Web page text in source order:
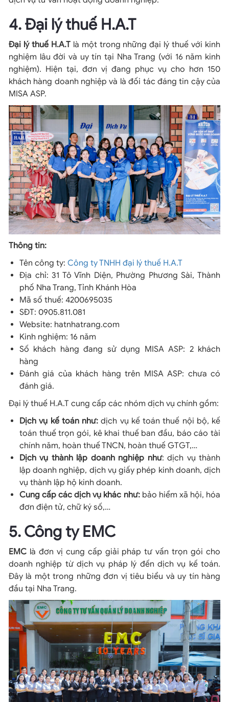
4. Đại lý thuế H.A.T
Đại lý thuế H.A.Tlà một trong những đại lý thuế với kinh
nghiệm lâu đời và uy tín tại Nha Trang (với 16 năm kinh
nghiệm). Hiện tại, đơn vị đang phục vụ cho hơn 150
khách hàng doanh nghiệp và là đối tác đáng tin cậy của
MISA ASP.
Thông tin:
Tên công ty: Công ty TNHH đại lý thuế H.A.T
Địa chỉ: 31 Tô Vĩnh Diện, Phường Phương Sài, Thành
phố Nha Trang, Tỉnh Khánh Hòa
Mã số thuế: 4200695035
SĐT: 0905.811.081
Website: hatnhatrang.com
Kinh nghiệm: 16 năm
Số khách hàng đang sử dụng MISA ASP: 2 khách
hàng
Đánh giá của khách hàng trên MISA ASP: chưa có
đánh giá.
Đại lý thuế H.A.T cung cấp các nhóm dịch vụ chính gồm:
Dịch vụ kế toán như: dịch vụ kế toán thuế nội bộ, kế
toán thuế trọn gói, kê khai thuế ban đầu, báo cáo tài
chính năm, hoàn thuế TNCN, hoàn thuế GTGT,…
Dịch vụ thành lập doanh nghiệp như: dịch vụ thành
lập doanh nghiệp, dịch vụ giấy phép kinh doanh, dịch
vụ thành lập hộ kinh doanh.
Cung cấp các dịch vụ khác như:bảo hiểm xã hội, hóa
đơn điện tử, chữ ký số,…
5. Công ty EMC
EMC là đơn vị cung cấp giải pháp tư vấn trọn gói cho
doanh nghiệp từ dịch vụ pháp lý đến dịch vụ kế toán.
Đây là một trong những đơn vị tiêu biểu và uy tín hàng
đầu tại Nha Trang.